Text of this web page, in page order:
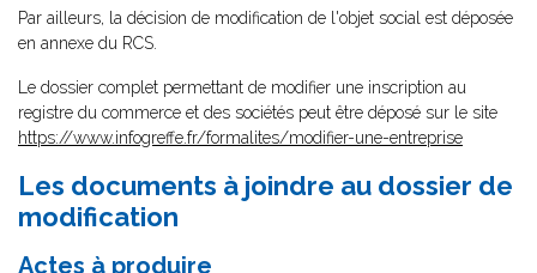
Par ailleurs, la décision de modification de l'objet social est déposée
en annexe du RCS.
Le dossier complet permettant de modifier une inscription au
registre du commerce et des sociétés peut être déposé sur le site
https://www.infogreffe.fr/formalites/modifier-une-entreprise
Les documents à joindre au dossier de
modification
Actes à produire